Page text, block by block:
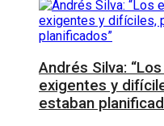
Andrés Silva:
exigentes y
estaban